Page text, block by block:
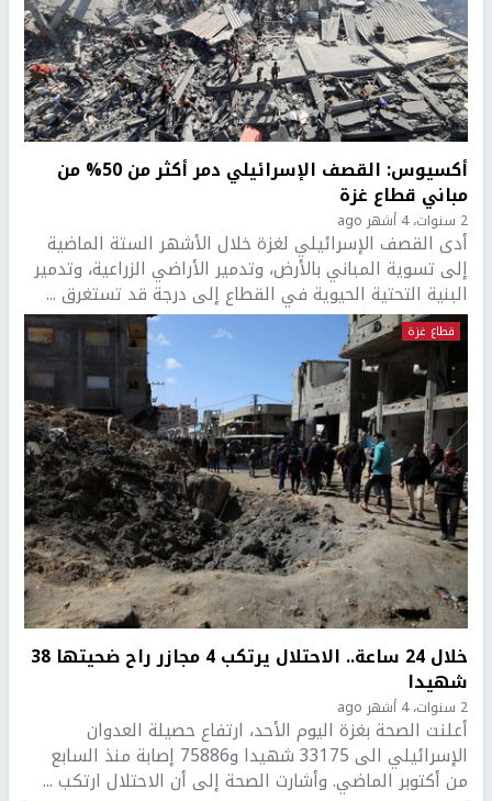
أكسيوس: القصف الإسرائيلي دمر أكثر من 50% من
مباني قطاع غزة
2 سنوات، 4 أشهر ago
أدى القصف الإسرائيلي لغزة خلال الأشهر الستة الماضية
إلى تسوية المباني بالأرض، وتدمير الأراضي الزراعية، وتدمير
البنية التحتية الحيوية في القطاع إلى درجة قد تستغرق ...
قطاع غزة
خلال 24 ساعة.. الاحتلال يرتكب 4 مجازر راح ضحيتها 38
شهيدا
2 سنوات، 4 أشهر ago
أعلنت الصحة بغزة اليوم الأحد، ارتفاع حصيلة العدوان
الإسرائيلي الى 33175 شهيدا و75886 إصابة منذ السابع
من أكتوبر الماضي. وأشارت الصحة إلى أن الاحتلال ارتكب ...